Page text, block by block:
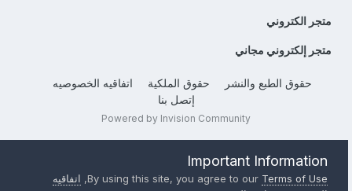
متجر الكتروني
متجر إلكتروني مجاني
حقوق الطبع والنشر حقوق الملكية
اتفاقيه الخصوصيه
إتصل بنا
Powered by Invision Community
Important Information
By using this site, you agree to ourTerms of Use
, اتفاقيه